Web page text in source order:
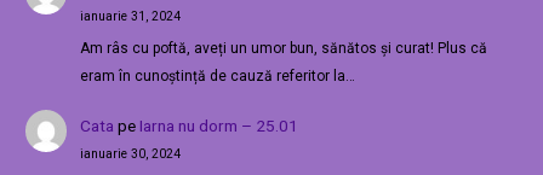
ianuarie 31, 2024
Am râs cu poftă, aveți un umor bun, sănătos și curat! Plus că
eram în cunoștință de cauză referitor la…
Cata pe Iarna nu dorm – 25.01
ianuarie 30, 2024